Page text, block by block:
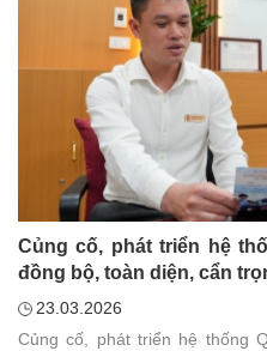
Củng cố, phát triển hệ
đồng bộ, toàn diện, cẩn
23.03.2026
Củng cố, phát triển hệ thống